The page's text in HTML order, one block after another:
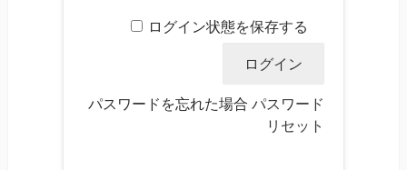
ログイン状態を保存する
パスワードを忘れた場合 パスワード
リセット